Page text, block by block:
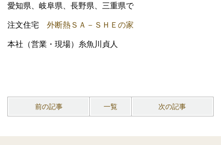
愛知県、岐阜県、長野県、三重県で
注文住宅 外断熱ＳＡ－ＳＨＥの家
本社（営業・現場）糸魚川貞人
前の記事 一覧 次の記事